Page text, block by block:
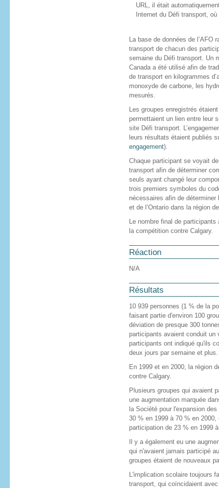
URL, il était
Internet du Défi transport,
La base de données de l’AFO
transport de chacun des
semaine du Défi transport. Un
Canada a été utilisé afin de
de transport en kilogrammes
monoxyde de carbone, les
mesurés.
Les groupes enregistrés
permettaient un lien entre leur
site Défi transport.
leurs résultats étaient publiés
engagement).
Chaque participant se voyait
transport afin de déterminer
seuls ayant changé leur
trois premiers symboles du
nécessaires afin de
et de l’Ontario dans la région
Le nombre final de
la compétition contre Calgary.
Réaction
N/A
Résultats
10 939 personnes (1 % de la
faisant partie d'environ 100
déviation de presque 300
participants avaient conduit
participants ont indiqué qu'ils
deux jours par semaine et plus.
En 1999 et en 2000, la région
contre Calgary.
Plusieurs groupes qui avaient
une augmentation marquée
la Société pour l'expansion
30 % en 1999 à 70 % en
participation de 23 % en 1999
Il y a également eu une
qui n'avaient jamais participé
groupes étaient de nouveaux
L'implication scolaire toujours
transport, qui coïncidaient